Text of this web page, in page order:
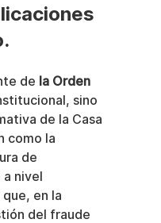
de la Orden
sino
de la Casa
como la
de
nivel
en la
del fraude